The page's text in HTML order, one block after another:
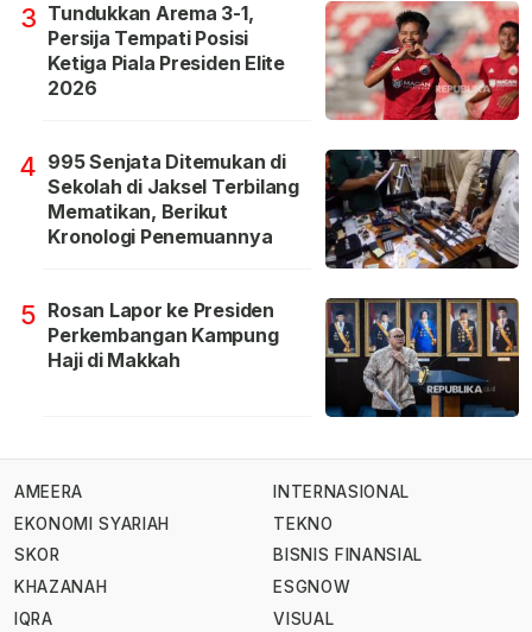
3 Tundukkan Arema 3-1,
Persija Tempati Posisi
Ketiga Piala Presiden Elite
2026
4 995 Senjata Ditemukan di
Sekolah di Jaksel Terbilang
Mematikan, Berikut
Kronologi Penemuannya
5 Rosan Lapor ke Presiden
Perkembangan Kampung
Haji di Makkah
AMEERA
EKONOMI SYARIAH
SKOR
KHAZANAH
IQRA
INTERNASIONAL
TEKNO
BISNIS FINANSIAL
ESGNOW
VISUAL